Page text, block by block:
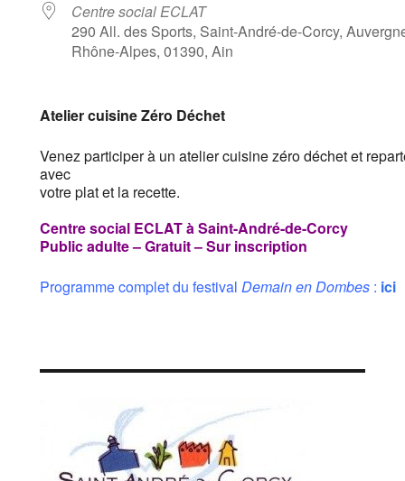
Centre social ECLAT
290 All. des Sports, Saint-André-de-Corcy,
Rhône-Alpes, 01390, Ain
AteliercuisineZéro Déchet
Venez participer à un ateliercuisinezéro déchet et
avec
votre plat et la recette.
Centre social ECLAT à Saint-André-de-Corcy
Public adulte – Gratuit – Sur inscription
Programme complet du festival Demain en Dombes: ici